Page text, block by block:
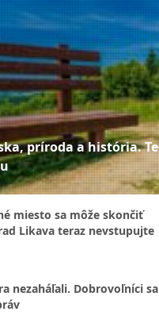
príroda a história.
miesto sa môže skončiť
Likava teraz nevstupujte
nezaháľali. Dobrovoľníci